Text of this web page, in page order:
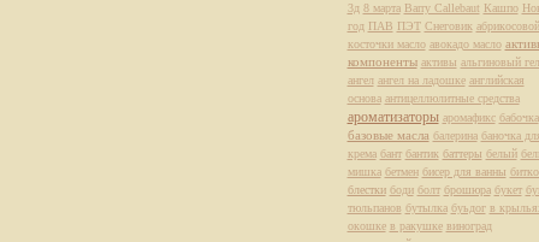
3д 8 марта Barry Callebaut Кашпо
год ПАВ ПЭТ Снеговик абрикосовой
косточки масло авокадо масло
компоненты активы альгиновый
ангел ангел на ладошке английская
основа антицеллюлитные средства
ароматизаторы аромафикс бабочка
базовые масла балерина баночка
крема бант бантик баттеры белый
мишка бетмен бисер для ванны
блестки боди болт брошюра букет
тюльпанов бутылка буьдог в
окошке в ракушке виноград